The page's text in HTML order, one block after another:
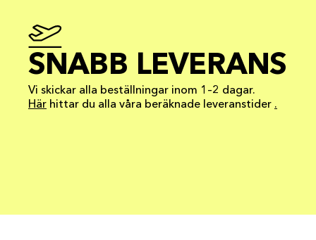
SNABB LEVERANS
Vi skickar alla beställningar inom 1–2 dagar.
Här hittar du alla våra beräknade leveranstider .